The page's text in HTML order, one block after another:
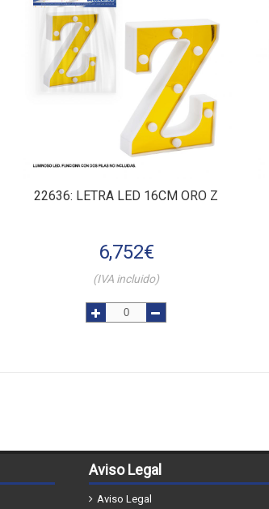
22636: LETRA LED 16CM ORO Z
6,752€
(IVA incluido)
Aviso Legal
Aviso Legal